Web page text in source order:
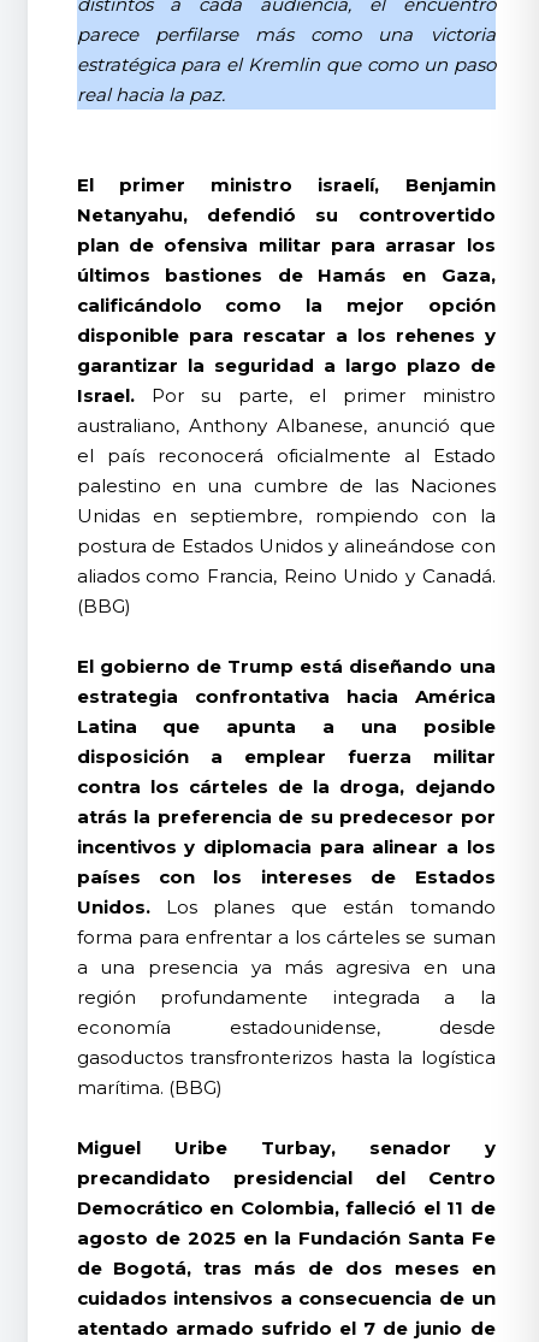
parece perfilarse más como una victoria
estratégica para el Kremlin que como un paso
real hacia la paz.
El primer ministro israelí, Benjamin
Netanyahu, defendió su controvertido
plan de ofensiva militar para arrasar los
últimos bastiones de Hamás en Gaza,
calificándolo como la mejor opción
disponible para rescatar a los rehenes y
garantizar la seguridad a largo plazo de
Israel.Por su parte, el primer ministro
australiano, Anthony Albanese, anunció que
el país reconocerá oficialmente al Estado
palestino en una cumbre de las Naciones
Unidas en septiembre, rompiendo con la
postura de Estados Unidos y alineándose con
aliados como Francia, Reino Unido y Canadá.
(BBG)
El gobierno de Trump está diseñando una
estrategia confrontativa hacia América
Latina que apunta a una posible
disposición a emplear fuerza militar
contra los cárteles de la droga, dejando
atrás la preferencia de su predecesor por
incentivos y diplomacia para alinear a los
países con los intereses de Estados
Unidos.Los planes que están tomando
forma para enfrentar a los cárteles se suman
a una presencia ya más agresiva en una
región profundamente integrada a la
economía estadounidense, desde
gasoductos transfronterizos hasta la logística
marítima. (BBG)
Miguel Uribe Turbay, senador y
precandidato presidencial del Centro
Democrático en Colombia, falleció el 11 de
agosto de 2025 en la Fundación Santa Fe
de Bogotá, tras más de dos meses en
cuidados intensivos a consecuencia de un
atentado armado sufrido el 7 de junio de